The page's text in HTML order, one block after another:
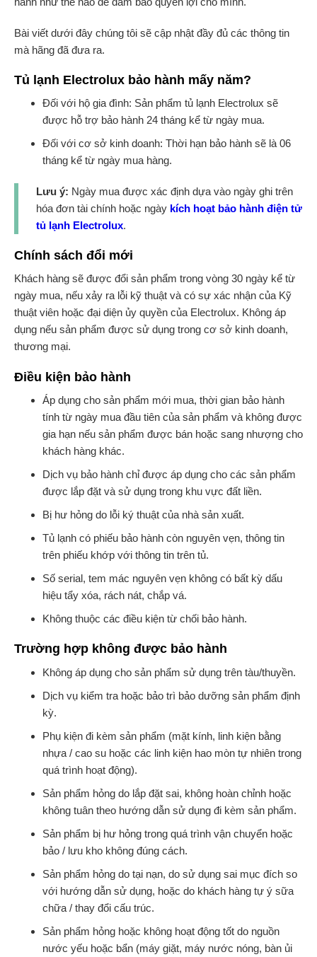
Bài viết dưới đây chúng tôi sẽ cập nhật đầy đủ các thông tin
mà hãng đã đưa ra.
Tủ lạnh Electrolux bảo hành mấy năm?
Đối với hộ gia đình: Sản phẩm tủ lạnh Electrolux sẽ
được hỗ trợ bảo hành 24 tháng kể từ ngày mua.
Đối với cơ sở kinh doanh: Thời hạn bảo hành sẽ là 06
tháng kể từ ngày mua hàng.
Lưu ý: Ngày mua được xác định dựa vào ngày ghi trên
hóa đơn tài chính hoặc ngày kích hoạt bảo hành điện tử
tủ lạnh Electrolux.
Chính sách đổi mới
Khách hàng sẽ được đổi sản phẩm trong vòng 30 ngày kể từ
ngày mua, nếu xảy ra lỗi kỹ thuật và có sự xác nhận của Kỹ
thuật viên hoặc đại diện ủy quyền của Electrolux. Không áp
dụng nếu sản phẩm được sử dụng trong cơ sở kinh doanh,
thương mại.
Điều kiện bảo hành
Áp dụng cho sản phẩm mới mua, thời gian bảo hành
tính từ ngày mua đầu tiên của sản phẩm và không được
gia hạn nếu sản phẩm được bán hoặc sang nhượng cho
khách hàng khác.
Dịch vụ bảo hành chỉ được áp dụng cho các sản phẩm
được lắp đặt và sử dụng trong khu vực đất liền.
Bị hư hỏng do lỗi ký thuật của nhà sản xuất.
Tủ lạnh có phiếu bảo hành còn nguyên vẹn, thông tin
trên phiếu khớp với thông tin trên tủ.
Số serial, tem mác nguyên vẹn không có bất kỳ dấu
hiệu tẩy xóa, rách nát, chắp vá.
Không thuộc các điều kiện từ chối bảo hành.
Trường hợp không được bảo hành
Không áp dụng cho sản phẩm sử dụng trên tàu/thuyền.
Dịch vụ kiểm tra hoặc bảo trì bảo dưỡng sản phẩm định
kỳ.
Phụ kiện đi kèm sản phẩm (mặt kính, linh kiện bằng
nhựa / cao su hoặc các linh kiện hao mòn tự nhiên trong
quá trình hoạt động).
Sản phẩm hỏng do lắp đặt sai, không hoàn chỉnh hoặc
không tuân theo hướng dẫn sử dụng đi kèm sản phẩm.
Sản phẩm bị hư hỏng trong quá trình vận chuyển hoặc
bảo / lưu kho không đúng cách.
Sản phẩm hỏng do tại nạn, do sử dụng sai mục đích so
với hướng dẫn sử dụng, hoặc do khách hàng tự ý sữa
chữa / thay đổi cấu trúc.
Sản phẩm hỏng hoặc không hoạt động tốt do nguồn
nước yếu hoặc bẩn (máy giặt, máy nước nóng, bàn ủi